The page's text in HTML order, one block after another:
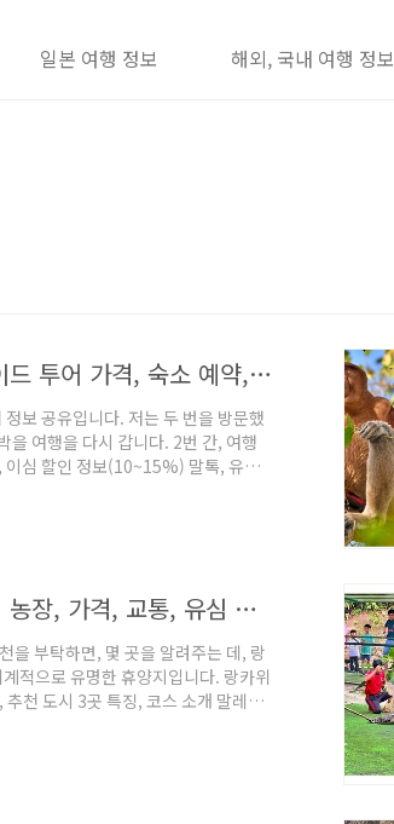
일본 여행 정보 해외, 국내 여행 정보
쿠칭 여행 명소, 바코 국립공원 지도, 가이드 투어 가격, 숙소 예약, 교통 정보, 비용
보 공유입니다. 저는 두 번을 방문했
을 여행을 다시 갑니다. 2번 간, 여행
이심 할인 정보(10~15%) 말톡, 유심
모래가 성분이 오랜 시간을 통해, 퇴
말레이시아 여행 추천 코스 , 랑카위 악어 농장, 가격, 교통, 유심 할인
을 부탁하면, 몇 곳을 알려주는 데, 랑
적으로 유명한 휴양지입니다. 랑카위
천 도시 3곳 특징, 코스 소개 말레이
있는 코타키나발루입니다.